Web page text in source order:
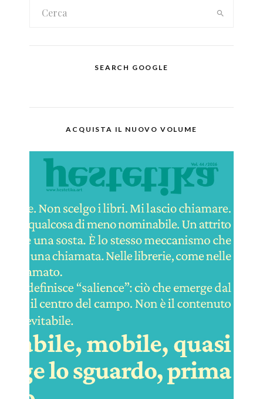
SEARCH GOOGLE
ACQUISTA IL NUOVO VOLUME